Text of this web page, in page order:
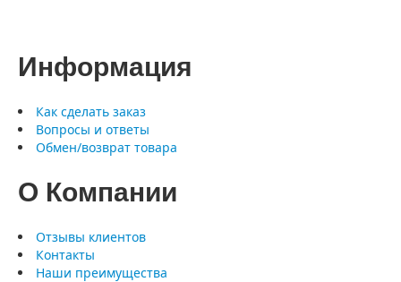
Информация
Как сделать заказ
Вопросы и ответы
Обмен/возврат товара
О Компании
Отзывы клиентов
Контакты
Наши преимущества